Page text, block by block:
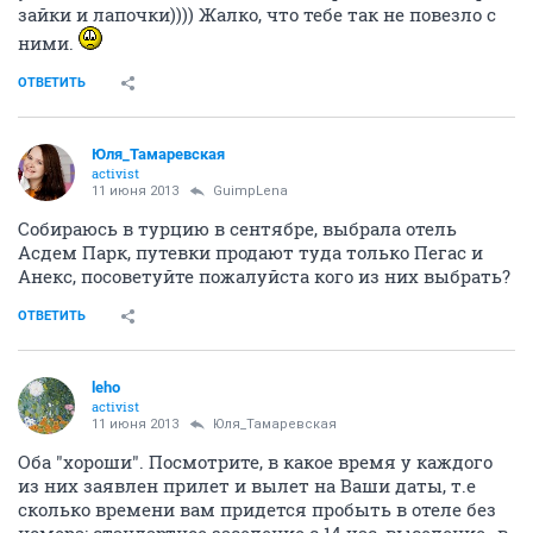
зайки и лапочки)))) Жалко, что тебе так не повезло с
ними.
ОТВЕТИТЬ
Юля_Тамаревская
activist
11 июня 2013 GuimpLеna
Собираюсь в турцию в сентябре, выбрала отель
Асдем Парк, путевки продают туда только Пегас и
Анекс, посоветуйте пожалуйста кого из них выбрать?
ОТВЕТИТЬ
leho
activist
11 июня 2013 Юля_Тамаревская
Оба "хороши". Посмотрите, в какое время у каждого
из них заявлен прилет и вылет на Ваши даты, т.е
сколько времени вам придется пробыть в отеле без